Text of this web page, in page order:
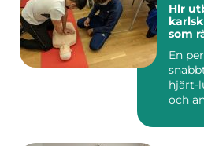
Hlr
som
En
hjärt-
och